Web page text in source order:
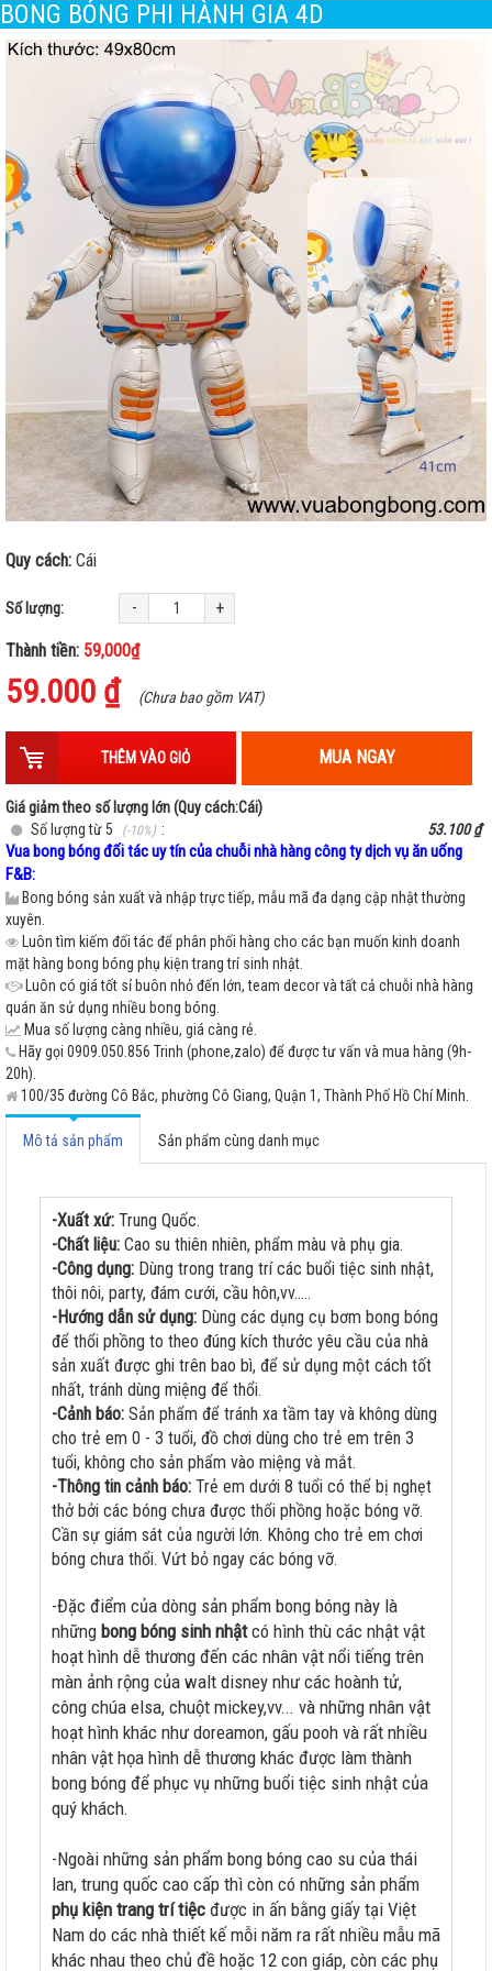
BONG BÓNG PHI HÀNH GIA 4D
Quy cách: Cái
Số lượng: - +
Thành tiền: 59,000₫
59.000 ₫ (Chưa bao gồm VAT)
THÊM VÀO GIỎ MUA NGAY
Giá giảm theo số lượng lớn (Quy cách:Cái)
Số lượng từ 5
(-10%) : 53.100 ₫
Vua bong bóng đối tác uy tín của chuỗi nhà hàng công ty dịch vụ ăn uống
F&B:
Bong bóng sản xuất và nhập trực tiếp, mẫu mã đa dạng cập nhật thường
xuyên.
Luôn tìm kiếm đối tác để phân phối hàng cho các bạn muốn kinh doanh
mặt hàng bong bóng phụ kiện trang trí sinh nhật.
Luôn có giá tốt sỉ buôn nhỏ đến lớn, team decor và tất cả chuỗi nhà hàng
quán ăn sử dụng nhiều bong bóng.
Mua số lượng càng nhiều, giá càng rẻ.
Hãy gọi 0909.050.856 Trinh (phone,zalo) để được tư vấn và mua hàng (9h-
20h).
100/35 đường Cô Bắc, phường Cô Giang, Quận 1, Thành Phố Hồ Chí Minh.
Mô tả sản phẩm Sản phẩm cùng danh mục
-Xuất xứ: Trung Quốc.
-Chất liệu: Cao su thiên nhiên, phẩm màu và phụ gia.
-Công dụng: Dùng trong trang trí các buổi tiệc sinh nhật,
thôi nôi, party, đám cưới, cầu hôn,vv.....
-Hướng dẫn sử dụng: Dùng các dụng cụ bơm bong bóng
để thổi phồng to theo đúng kích thước yêu cầu của nhà
sản xuất được ghi trên bao bì, để sử dụng một cách tốt
nhất, tránh dùng miệng để thổi.
-Cảnh báo: Sản phẩm để tránh xa tầm tay và không dùng
cho trẻ em 0 - 3 tuổi, đồ chơi dùng cho trẻ em trên 3
tuổi, không cho sản phẩm vào miệng và mắt.
-Thông tin cảnh báo: Trẻ em dưới 8 tuổi có thể bị nghẹt
thở bởi các bóng chưa được thổi phồng hoặc bóng vỡ.
Cần sự giám sát của người lớn. Không cho trẻ em chơi
bóng chưa thổi. Vứt bỏ ngay các bóng vỡ.
-Đặc điểm của dòng sản phẩm bong bóng này là
những bong bóng sinh nhậtcó hình thù các nhật vật
hoạt hình dễ thương đến các nhân vật nổi tiếng trên
màn ảnh rộng của walt disney như các hoành tử,
công chúa elsa, chuột mickey,vv... và những nhân vật
hoạt hình khác như doreamon, gấu pooh và rất nhiều
nhân vật họa hình dễ thương khác được làm thành
bong bóng để phục vụ những buổi tiệc sinh nhật của
quý khách.
-Ngoài những sản phẩm bong bóng cao su của thái
lan, trung quốc cao cấp thì còn có những sản phẩm
phụ kiện trang trí tiệc được in ấn bằng giấy tại Việt
Nam do các nhà thiết kế mỗi năm ra rất nhiều mẫu mã
khác nhau theo chủ đề hoặc 12 con giáp, còn các phụ